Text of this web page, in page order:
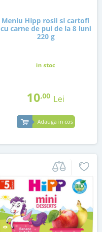
Meniu Hipp rosii si cartofi
cu carne de pui de la 8 luni
220 g
in stoc
10,00 Lei
Adauga in cos